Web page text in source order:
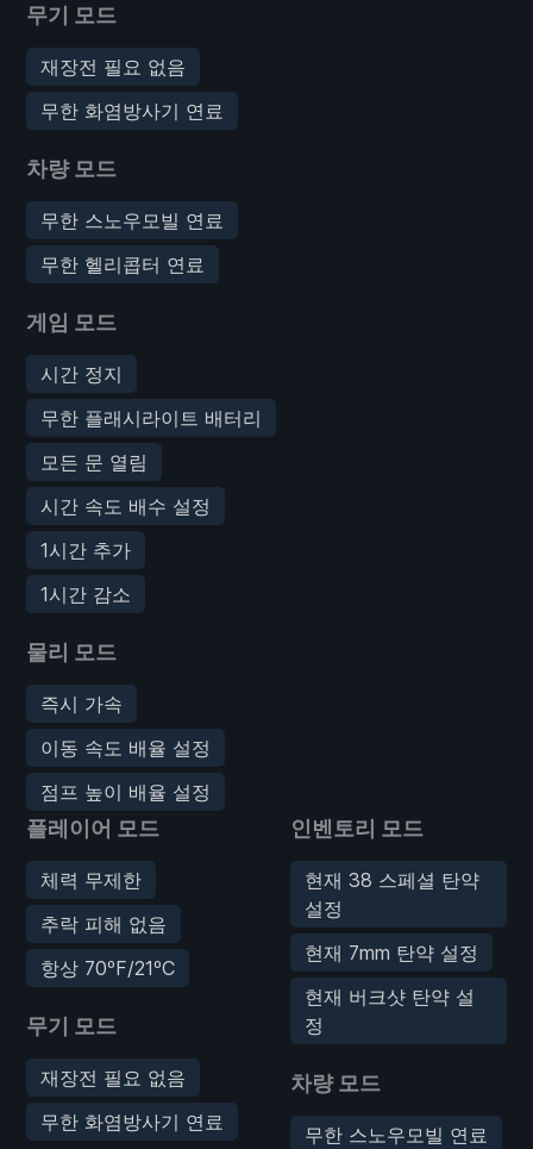
무기 모드
재장전 필요 없음
무한 화염방사기 연료
차량 모드
무한 스노우모빌 연료
무한 헬리콥터 연료
게임 모드
시간 정지
무한 플래시라이트 배터리
모든 문 열림
시간 속도 배수 설정
1시간 추가
1시간 감소
물리 모드
즉시 가속
이동 속도 배율 설정
점프 높이 배율 설정
플레이어 모드
체력 무제한
추락 피해 없음
항상 70ºF/21ºC
무기 모드
재장전 필요 없음
무한 화염방사기 연료
인벤토리 모드
현재 38 스페셜 탄약
설정
현재 7mm 탄약 설정
현재 버크샷 탄약 설
정
차량 모드
무한 스노우모빌 연료